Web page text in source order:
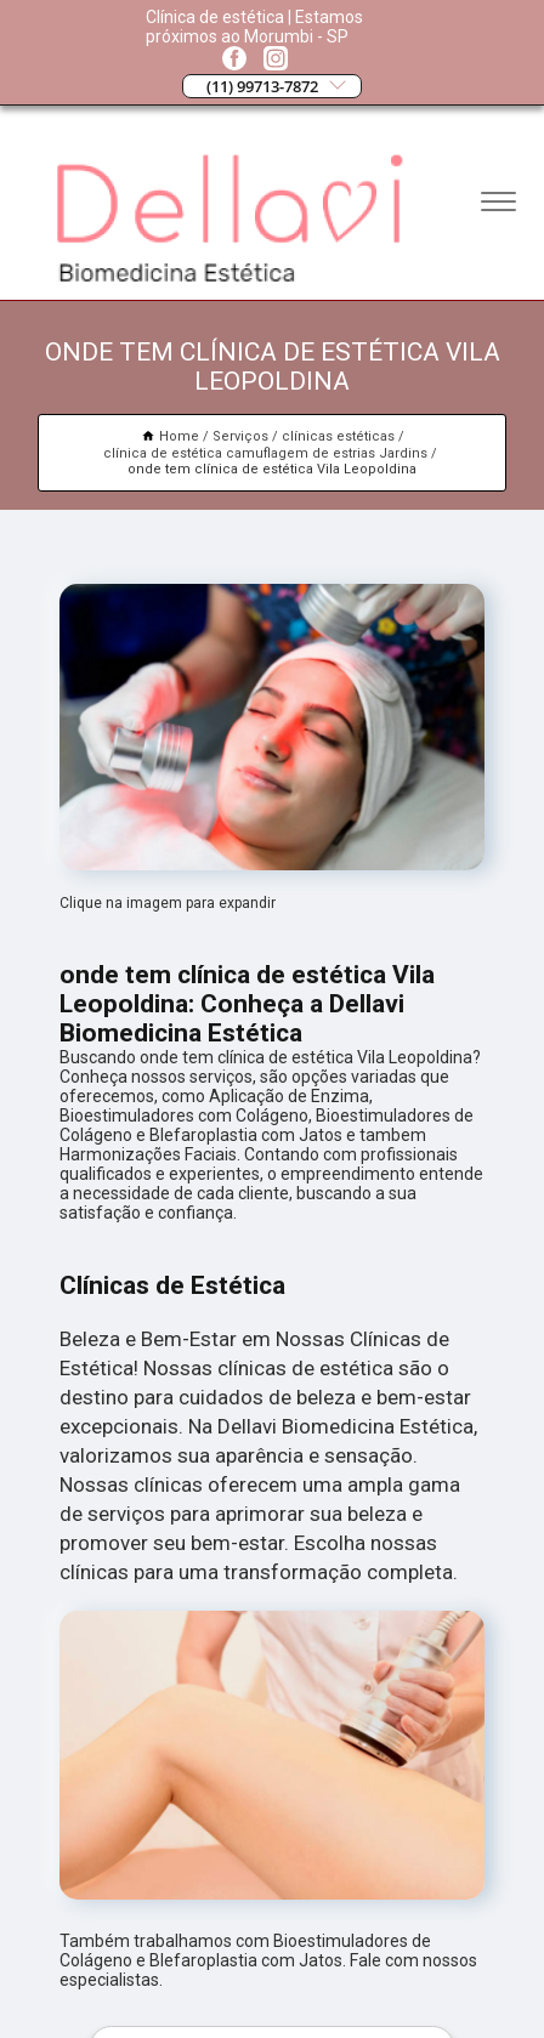
Clínica de estética | Estamos
próximos ao Morumbi - SP
(11) 99713-7872
ONDE TEM CLÍNICA DE ESTÉTICA VILA
LEOPOLDINA
Home Serviços
clínicas estéticas
clínica de estética camuflagem de estrias Jardins
onde tem clínica de estética Vila Leopoldina
Clique na imagem para expandir
onde tem clínica de estética Vila
Leopoldina: Conheça a Dellavi
Biomedicina Estética
Buscando onde tem clínica de estética Vila Leopoldina?
Conheça nossos serviços, são opções variadas que
oferecemos, como Aplicação de Enzima,
Bioestimuladores com Colágeno, Bioestimuladores de
Colágeno e Blefaroplastia com Jatos e tambem
Harmonizações Faciais. Contando com profissionais
qualificados e experientes, o empreendimento entende
a necessidade de cada cliente, buscando a sua
satisfação e confiança.
Clínicas de Estética
Beleza e Bem-Estar em Nossas Clínicas de
Estética! Nossas clínicas de estética são o
destino para cuidados de beleza e bem-estar
excepcionais. Na Dellavi Biomedicina Estética,
valorizamos sua aparência e sensação.
Nossas clínicas oferecem uma ampla gama
de serviços para aprimorar sua beleza e
promover seu bem-estar. Escolha nossas
clínicas para uma transformação completa.
Também trabalhamos com Bioestimuladores de
Colágeno e Blefaroplastia com Jatos. Fale com nossos
especialistas.